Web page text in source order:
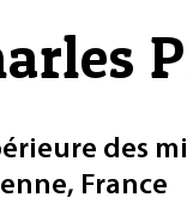
des
France